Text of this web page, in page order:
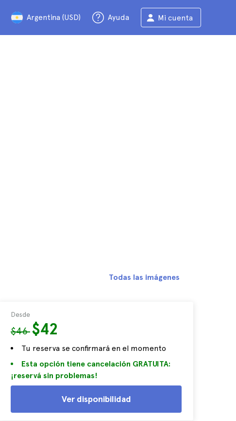
Argentina (USD) Ayuda Mi cuenta
Desde
$46$42
Tu reserva se confirmará en el momento
Esta opción tiene cancelación GRATUITA:
¡reservá sin problemas!
Ver disponibilidad
Todas las imágenes